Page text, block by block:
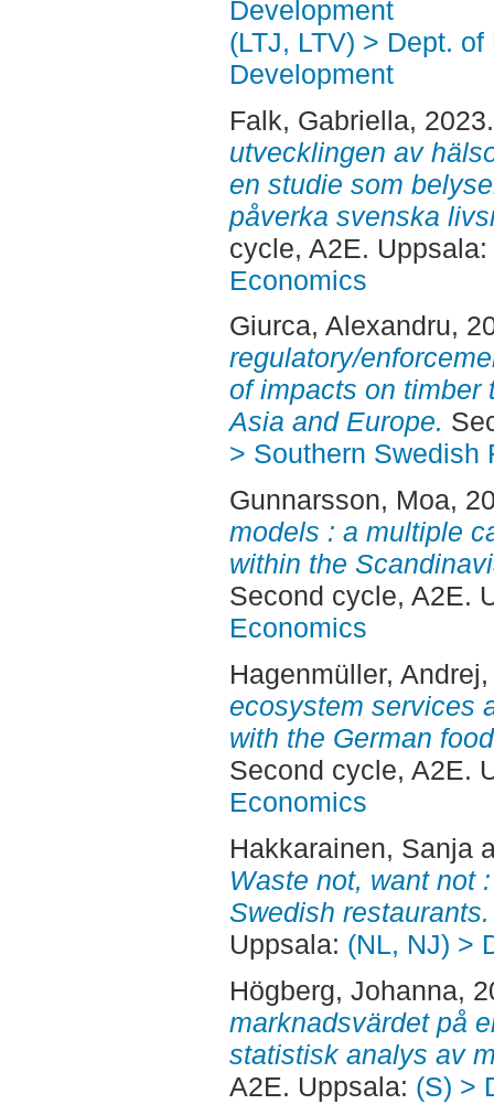
Development
(LTJ, LTV) > Dept.
Development
Falk, Gabriella,
utvecklingen av
en studie som
påverka svenska
cycle, A2E. Uppsala:
Economics
Giurca, Alexandru,
regulatory/
of impacts on timber
Asia and Europe.
> Southern Swedish
Gunnarsson, Moa,
models : a multiple
within the
Second cycle, A2E.
Economics
Hagenmüller, Andrej
ecosystem services
with the German
Second cycle, A2E.
Economics
Hakkarainen, Sanja
Waste not, want not
Swedish restaurants.
Uppsala: (NL, NJ) >
Högberg, Johanna,
marknadsvärdet på
statistisk analys av
A2E. Uppsala: (S) >